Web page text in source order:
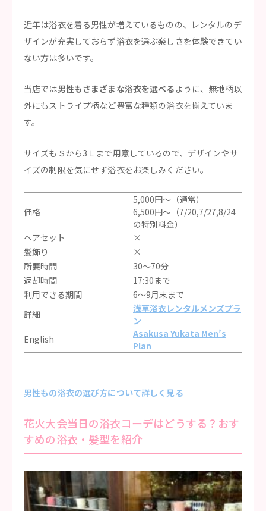
近年は浴衣を着る男性が増えているものの、レンタルのデ
ザインが充実しておらず浴衣を選ぶ楽しさを体験できてい
ない方は多いです。
当店では男性もさまざまな浴衣を選べる ように、無地柄以
外にもストライプ柄など豊富な種類の浴衣を揃えていま
す。
サイズもＳから3Ｌまで用意しているので、デザインやサ
イズの制限を気にせず浴衣をお楽しみください。
価格
5,000円～（通常）
6,500円～（7/20,7/27,8/24
の特別料金）
ヘアセット
×
髪飾り
×
所要時間
30〜70分
返却時間
17:30まで
利用できる期間
6〜9月末まで
詳細
浅草浴衣レンタルメンズプラ
ン
English
Asakusa Yukata Men’s
Plan
男性もの浴衣の選び方について詳しく見る
花火大会当日の浴衣コーデはどうする？おす
すめの浴衣・髪型を紹介